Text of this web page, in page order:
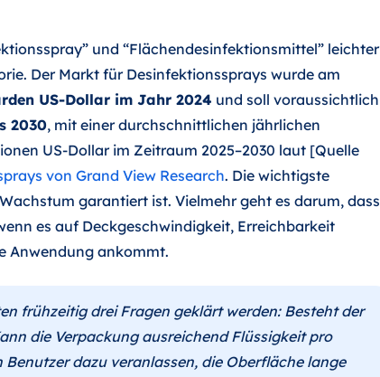
und “Flächendesinfektionsmittel” leichter
Der Markt für Desinfektionssprays wurde am
US-Dollar im Jahr 2024 und soll voraussichtlich
2030, mit einer durchschnittlichen jährlichen
US-Dollar im Zeitraum 2025–2030 laut [Quelle
von Grand View Research. Die wichtigste
garantiert ist. Vielmehr geht es darum, dass
es auf Deckgeschwindigkeit, Erreichbarkeit
Anwendung ankommt.
frühzeitig drei Fragen geklärt werden: Besteht der
die Verpackung ausreichend Flüssigkeit pro
dazu veranlassen, die Oberfläche lange